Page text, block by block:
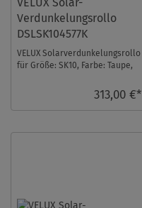
Verdunkelungsrollo
DSLSK104577K
VELUX Solarverdunkelungsrollo
für Größe: SK10, Farbe: Taupe,
313,00 €*